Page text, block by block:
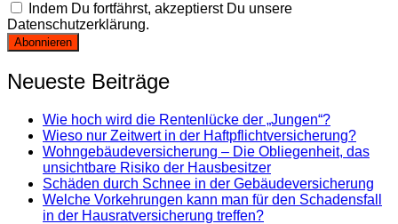
Indem Du fortfährst, akzeptierst Du unsere
Datenschutzerklärung.
Neueste Beiträge
Wie hoch wird die Rentenlücke der „Jungen“?
Wieso nur Zeitwert in der Haftpflichtversicherung?
Wohngebäudeversicherung – Die Obliegenheit, das
unsichtbare Risiko der Hausbesitzer
Schäden durch Schnee in der Gebäudeversicherung
Welche Vorkehrungen kann man für den Schadensfall
in der Hausratversicherung treffen?